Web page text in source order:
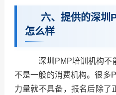
六、提供的深圳
怎么样
深圳PMP培训机构不
不是一般的消费机构。很多
力量就不具备，报名后除了